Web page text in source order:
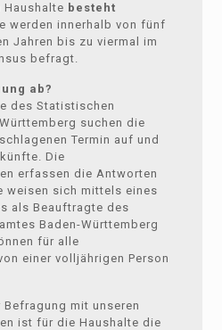
Haushalte besteht
werden innerhalb von fünf
Jahren bis zu viermal im
befragt.
ab?
des Statistischen
suchen die
Termin auf und
Die
erfassen die Antworten
weisen sich mittels eines
als Beauftragte des
Baden-Württemberg
für alle
einer volljährigen Person
mit unseren
ist für die Haushalte die